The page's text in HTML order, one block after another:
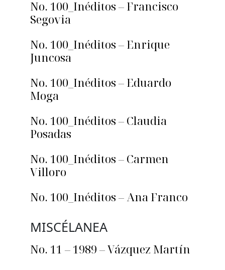
No. 100_Inéditos – Francisco
Segovia
No. 100_Inéditos – Enrique
Juncosa
No. 100_Inéditos – Eduardo
Moga
No. 100_Inéditos – Claudia
Posadas
No. 100_Inéditos – Carmen
Villoro
No. 100_Inéditos – Ana Franco
MISCÉLANEA
No. 11 – 1989 – Vázquez Martín